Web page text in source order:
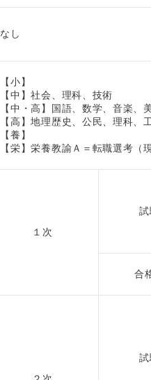
なし
【小】
【中】社会、理科、技術
【中・高】国語、数学、音楽
【高】地理歴史、公民、理科、
【養】
【栄】栄養教諭Ａ＝転職選考
１次
合